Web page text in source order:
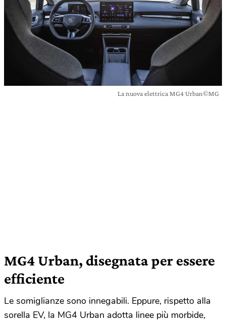
La nuova elettrica MG4 Urban©MG
MG4 Urban, disegnata per essere
efficiente
Le somiglianze sono innegabili. Eppure, rispetto alla
sorella EV, la MG4 Urban adotta linee più morbide,